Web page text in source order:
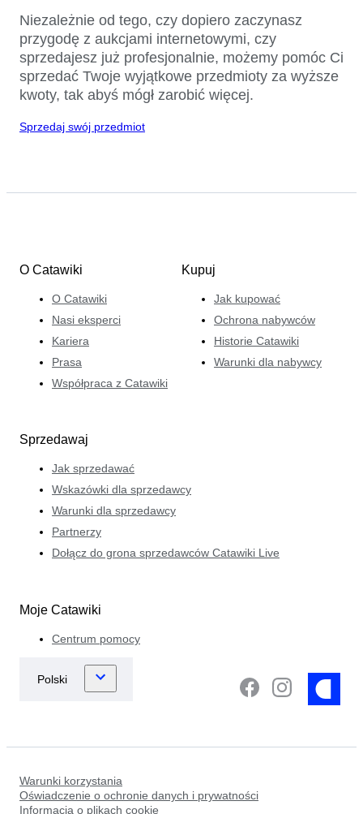
Niezależnie od tego, czy dopiero zaczynasz
przygodę z aukcjami internetowymi, czy
sprzedajesz już profesjonalnie, możemy pomóc Ci
sprzedać Twoje wyjątkowe przedmioty za wyższe
kwoty, tak abyś mógł zarobić więcej.
Sprzedaj swój przedmiot
O Catawiki
O Catawiki
Nasi eksperci
Kariera
Prasa
Współpraca z Catawiki
Kupuj
Jak kupować
Ochrona nabywców
Historie Catawiki
Warunki dla nabywcy
Sprzedawaj
Jak sprzedawać
Wskazówki dla sprzedawcy
Warunki dla sprzedawcy
Partnerzy
Dołącz do grona sprzedawców Catawiki Live
Moje Catawiki
Centrum pomocy
Warunki korzystania
Oświadczenie o ochronie danych i prywatności
Informacja o plikach cookie